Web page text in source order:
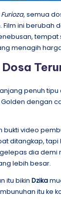
, semua
ini berubah
tempat
menagih
penuh tipu
dengan
bukti video
ditangkap, tapi
dia demi
lebih besar.
itu bikin Dzika
itu ke